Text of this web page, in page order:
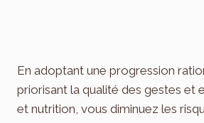
En adoptant une progression
priorisant la qualité des gestes et
et nutrition, vous diminuez les